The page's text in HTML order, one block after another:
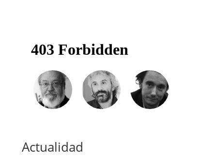
Actualidad